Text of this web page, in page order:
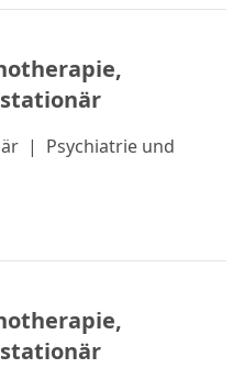
stationär
| Psychiatrie und
stationär